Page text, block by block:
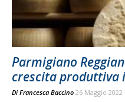
Parmigiano
crescita produttiva
Di Francesca Baccino 26 Maggio 2022